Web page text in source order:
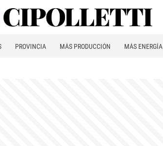
PROVINCIA MÁS PRODUCCIÓN MÁS ENERGÍA